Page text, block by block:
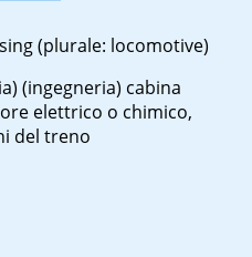
(plurale: locomotive)
(ingegneria) cabina
elettrico o chimico,
del treno